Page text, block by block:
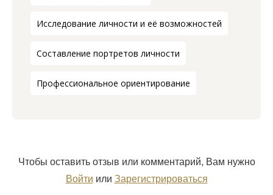
Исследование личности и её возможностей
Составление портретов личности
Профессиональное ориентирование
Чтобы оставить отзыв или комментарий, Вам нужно
Войти или Зарегистрироваться